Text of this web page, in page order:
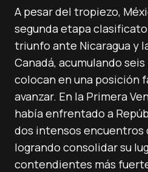
A pesar del tropiezo,
segunda etapa
triunfo ante Nicaragua y
Canadá, acumulando
colocan en una posición
avanzar. En la Primera
había enfrentado a
dos intensos encuentros
logrando consolidar su
contendientes más